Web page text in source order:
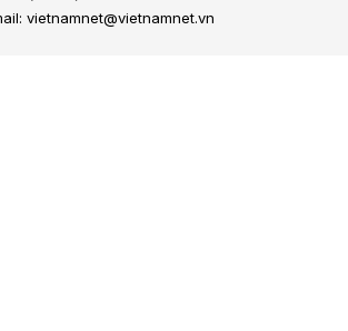
vietnamnet@vietnamnet.vn